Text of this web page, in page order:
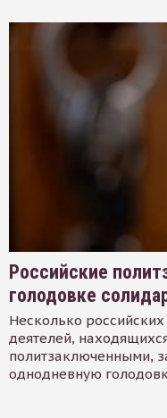
Российские
голодовке
Несколько
деятелей,
политзаключенными,
однодневную